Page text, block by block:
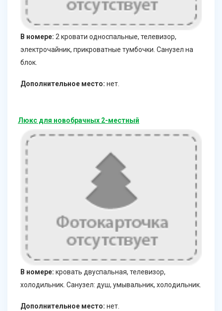
В номере: 2 кровати односпальные, телевизор,
электрочайник, прикроватные тумбочки. Санузел на
блок.
Дополнительное место: нет.
Люкс для новобрачных 2-местный
В номере: кровать двуспальная, телевизор,
холодильник. Санузел: душ, умывальник, холодильник.
Дополнительное место: нет.